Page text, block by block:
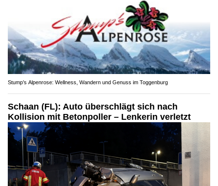
Stump’s Alpenrose: Wellness, Wandern und Genuss im Toggenburg
Schaan (FL): Auto überschlägt sich nach
Kollision mit Betonpoller – Lenkerin verletzt